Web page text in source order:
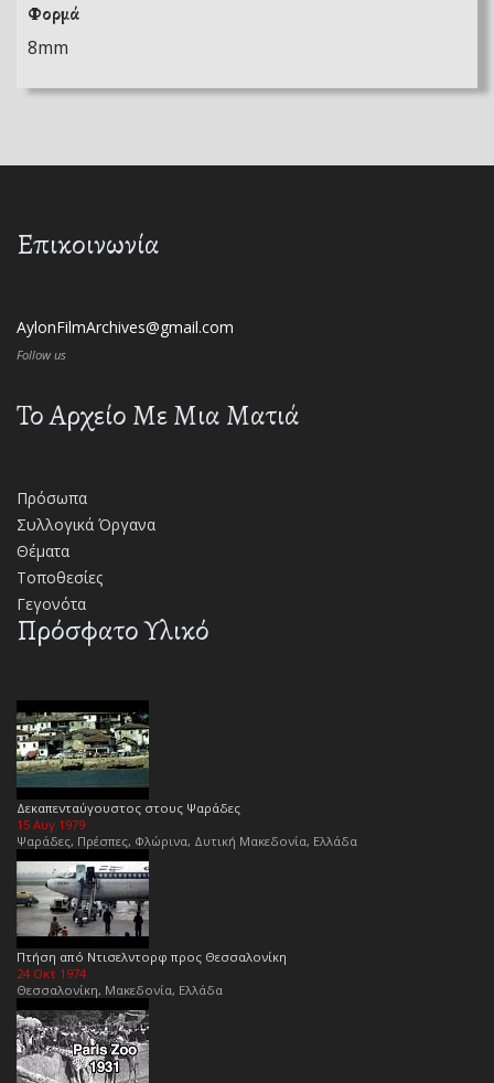
Φορμά
8mm
Επικοινωνία
AylonFilmArchives@gmail.com
Follow us
Το Αρχείο Με Μια Ματιά
Πρόσωπα
Συλλογικά Όργανα
Θέματα
Τοποθεσίες
Γεγονότα
Πρόσφατο Υλικό
Δεκαπενταύγουστος στους Ψαράδες
15 Αυγ 1979
Ψαράδες, Πρέσπες, Φλώρινα, Δυτική Μακεδονία, Ελλάδα
Πτήση από Ντισελντορφ προς Θεσσαλονίκη
24 Οκτ 1974
Θεσσαλονίκη, Μακεδονία, Ελλάδα